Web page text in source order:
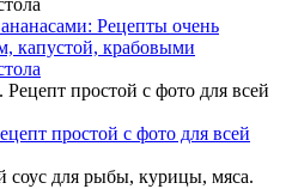
Рецепты очень
капустой, крабовыми
простой с фото для всей